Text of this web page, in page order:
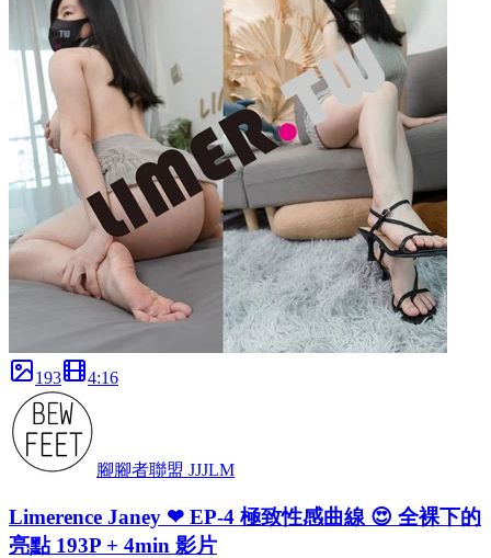
193 4:16
腳腳者聯盟 JJJLM
Limerence Janey ❤ EP-4 極致性感曲線 😍 全裸下的
亮點 193P + 4min 影片